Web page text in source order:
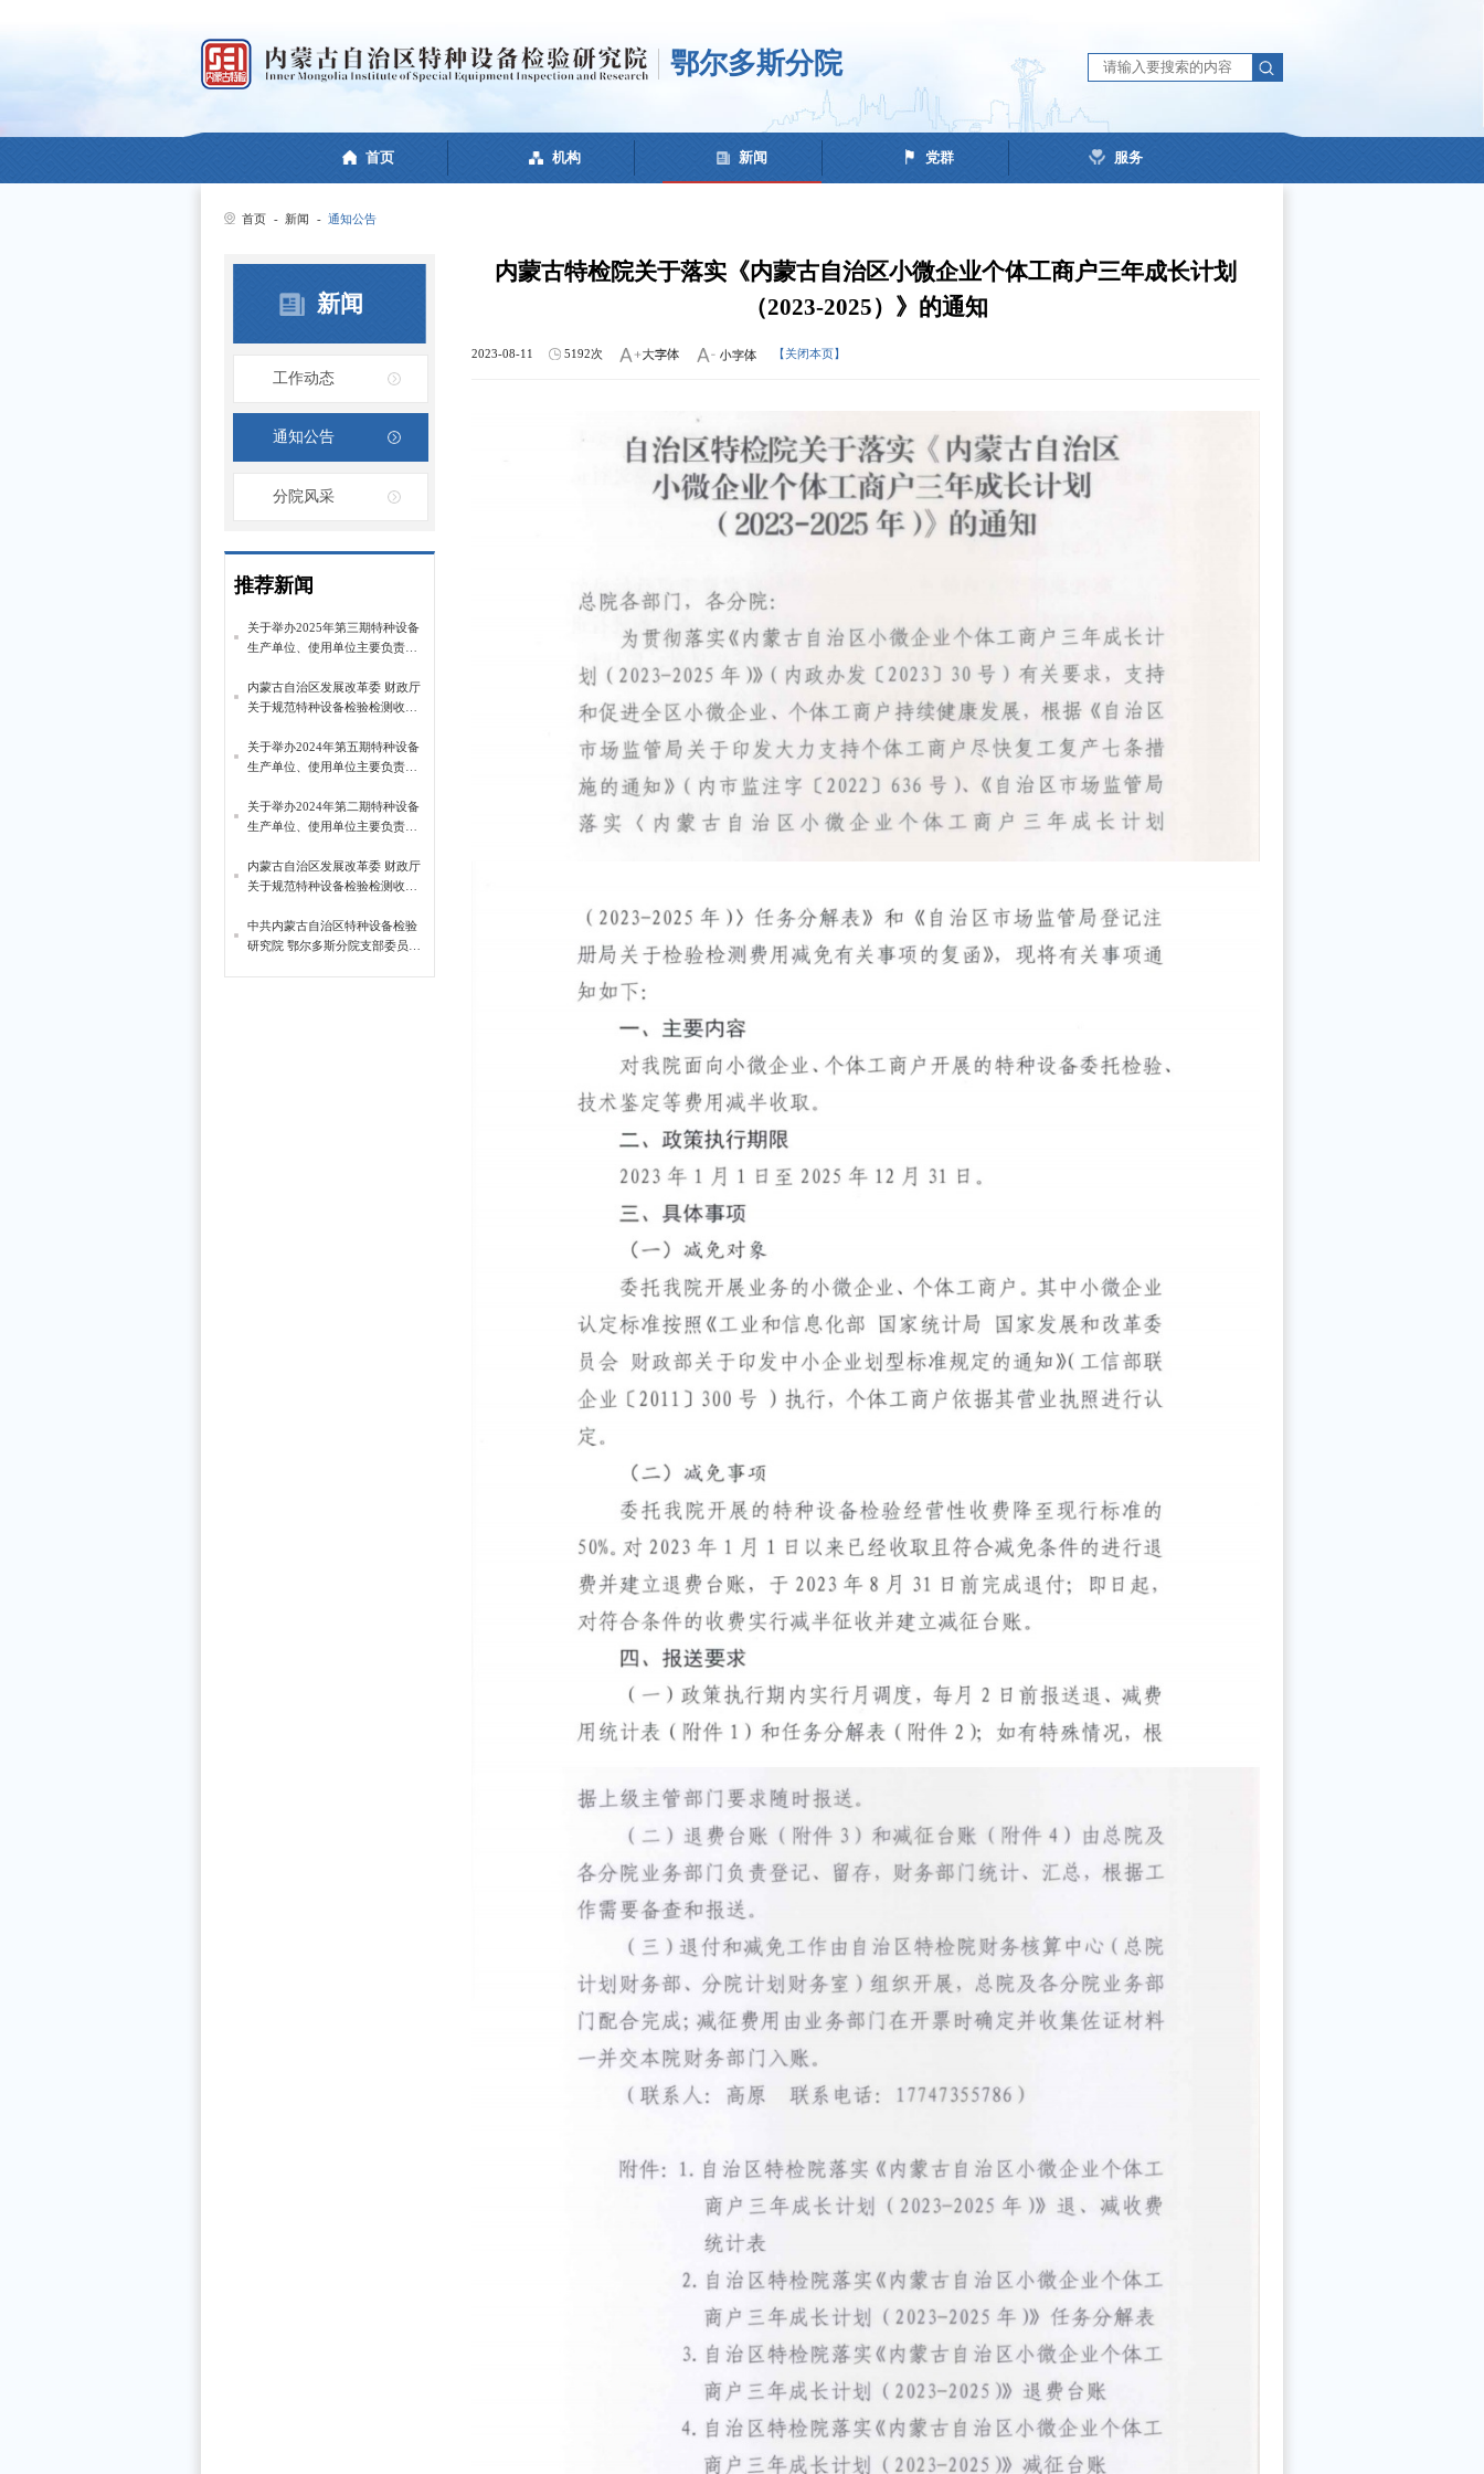
鄂尔多斯分院
首页 机构 新闻 党群 服务
首页 - 新闻 - 通知公告
新闻
工作动态
通知公告
分院风采
推荐新闻
关于举办2025年第三期特种设备
生产单位、使用单位主要负责
通知
内蒙古自治区发展改革委 财政厅
关于规范特种设备检验检测收费
关于举办2024年第五期特种设备
生产单位、使用单位主要负责
通知
关于举办2024年第二期特种设备
生产单位、使用单位主要负责
通知
内蒙古自治区发展改革委 财政厅
关于规范特种设备检验检测收费
中共内蒙古自治区特种设备检验
研究院 鄂尔多斯分院支部委员会
内蒙古特检院关于落实《内蒙古自治区小微企业个体工商户三年成长计划
（2023-2025）》的通知
2023-08-11 5192次 【关闭本页】